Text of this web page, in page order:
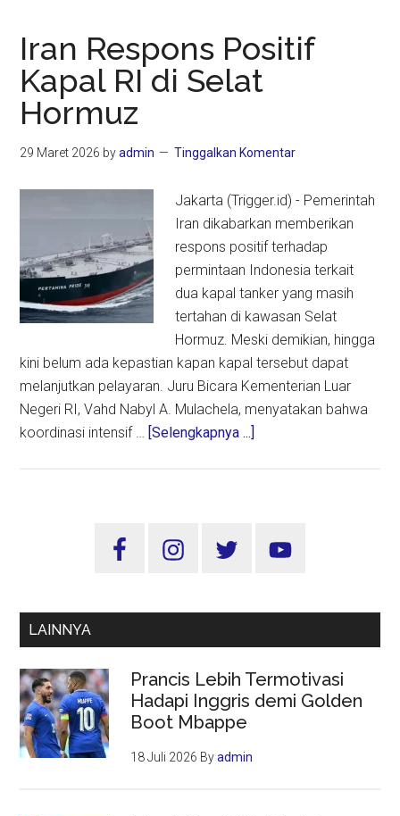
Iran Respons Positif
Kapal RI di Selat
Hormuz
29 Maret 2026 byadmin Tinggalkan Komentar
Jakarta (Trigger.id) - Pemerintah
Iran dikabarkan memberikan
respons positif terhadap
permintaan Indonesia terkait
dua kapal tanker yang masih
tertahan di kawasan Selat
Hormuz. Meski demikian, hingga
kini belum ada kepastian kapan kapal tersebut dapat
melanjutkan pelayaran. Juru Bicara Kementerian Luar
Negeri RI, Vahd Nabyl A. Mulachela, menyatakan bahwa
koordinasi intensif … [Selengkapnya ...]
Hormuz
Sidebar
LAINNYA
Prancis Lebih Termotivasi
Hadapi Inggris demi Golden
Boot Mbappe
18 Juli 2026 Byadmin